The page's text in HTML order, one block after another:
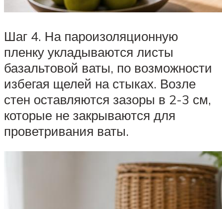
Шаг 4. На пароизоляционную
пленку укладываются листы
базальтовой ваты, по возможности
избегая щелей на стыках. Возле
стен оставляются зазоры в 2-3 см,
которые не закрываются для
проветривания ваты.